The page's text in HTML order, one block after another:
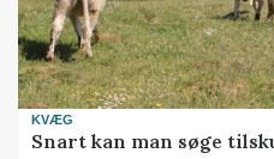
KVÆG
Snart kan man søge